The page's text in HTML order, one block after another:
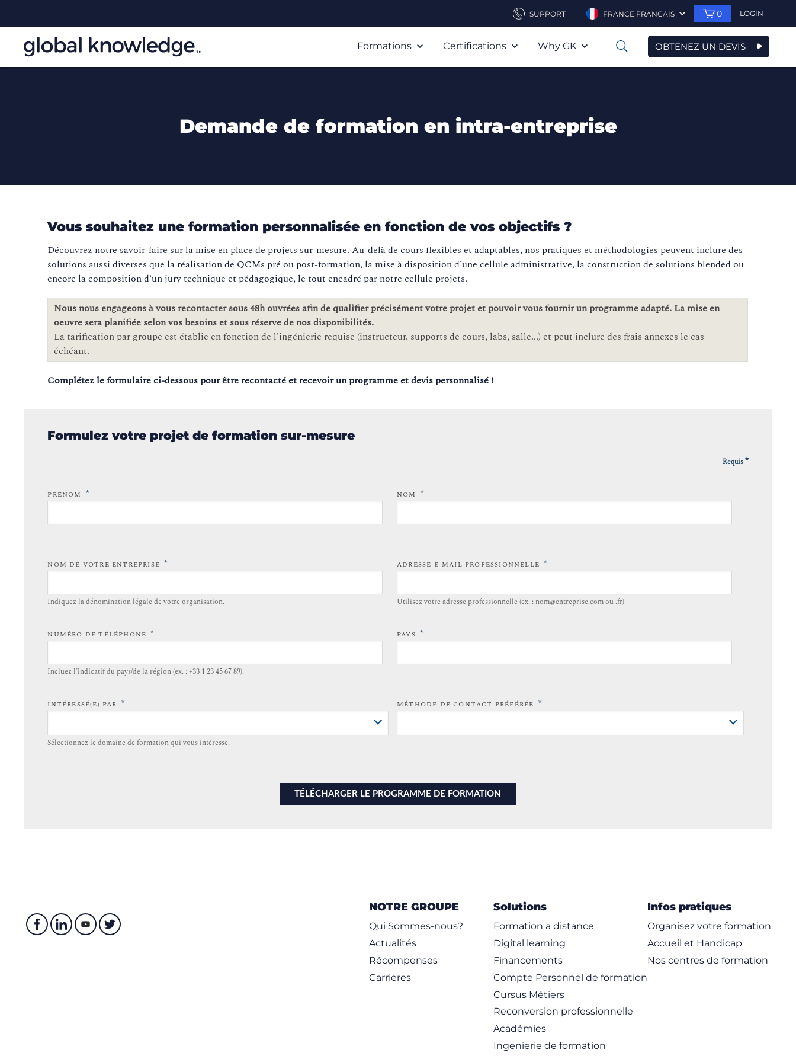
SUPPORT FRANCE FRANCAIS 0 LOGIN
Formations Certifications Why GK 0 OBTENEZ UN DEVIS
Demande de formation en intra-entreprise
Vous souhaitez une formation personnalisée en fonction de vos objectifs ?
Découvrez notre savoir-faire sur la mise en place de projets sur-mesure. Au-delà de cours flexibles et adaptables, nos pratiques et méthodologies peuvent inclure des
solutions aussi diverses que la réalisation de QCMs pré ou post-formation, la mise à disposition d’une cellule administrative, la construction de solutions blended ou
encore la composition d’un jury technique et pédagogique, le tout encadré par notre cellule projets.
Nous nous engageons à vous recontacter sous 48h ouvrées afin de qualifier précisément votre projet et pouvoir vous fournir un programme adapté. La mise en
oeuvre sera planifiée selon vos besoins et sous réserve de nos disponibilités.
La tarification par groupe est établie en fonction de l'ingénierie requise (instructeur, supports de cours, labs, salle...) et peut inclure des frais annexes le cas
échéant.
Complétez le formulaire ci-dessous pour être recontacté et recevoir un programme et devis personnalisé !
Formulez votre projet de formation sur-mesure
Requis*
PRÉNOM * NOM *
NOM DE VOTRE ENTREPRISE *
Indiquez la dénomination légale de votre organisation.
ADRESSE E-MAIL PROFESSIONNELLE *
Utilisez votre adresse professionnelle (ex. : nom@entreprise.com ou .fr)
NUMÉRO DE TÉLÉPHONE *
Incluez l’indicatif du pays/de la région (ex. : +33 1 23 45 67 89).
PAYS *
INTÉRESSÉ(E) PAR *
Sélectionnez le domaine de formation qui vous intéresse.
MÉTHODE DE CONTACT PRÉFÉRÉE *
NOTRE GROUPE
Qui Sommes-nous?
Actualités
Récompenses
Carrieres
Solutions
Formation a distance
Digital learning
Financements
Compte Personnel de formation
Cursus Métiers
Reconversion professionnelle
Académies
Ingenierie de formation
Infos pratiques
Organisez votre formation
Accueil et Handicap
Nos centres de formation